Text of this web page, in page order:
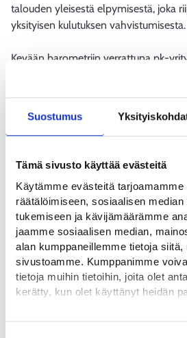
Suostumus
Tämä sivusto käyttää evästeitä
Käytämme evästeitä
räätälöimiseen, sosiaalisen
tukemiseen ja kävijämäärämme
jaamme sosiaalisen median,
alan kumppaneillemme tietoja
sivustoamme. Kumppanimme
tietoja muihin tietoihin, joita olet
kerätty, kun olet käyttänyt heidän
Löydät tietoa evästeiden
talouden yleisestä elpymisestä, joka
yksityisen kulutuksen vahvistumisesta.
Kevään barometriin verrattuna pk-
näyttävät sen sijaan vahvistuneen.
aikoo lisätä henkilökuntansa määrää,
Yritysten menestys ja kasvu
rahoituslähteet ovat paikallis- ja
kuten ELY-keskukset, sekä
Finland.
Aiheesta muualla
Pk-yrityksillä positiivisimmat
hyökkäyssodan alun (tem.fi)